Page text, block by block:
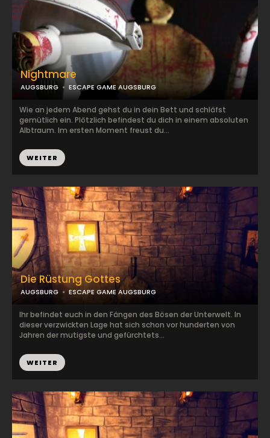
Die Rüstung Gottes
AUGSBURG ESCAPE GAME AUGSBURG
Ihr befindet euch in den Fängen des Bösen der Unterwelt. In
dieser verzwickten Lage hat sich schon vor hunderten von
Jahren der mutigste und gefürchtets...
WEITER
Nightmare
AUGSBURG ESCAPE GAME AUGSBURG
Wie an jedem Abend gehst du in dein Bett und schläfst
gemütlich ein. Plötzlich befindest du dich in einem absoluten
Albtraum. Im ersten Moment freust du...
WEITER